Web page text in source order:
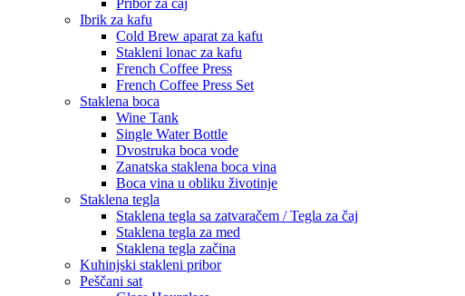
Pribor za čaj
Ibrik za kafu
Cold Brew aparat za kafu
Stakleni lonac za kafu
French Coffee Press
French Coffee Press Set
Staklena boca
Wine Tank
Single Water Bottle
Dvostruka boca vode
Zanatska staklena boca vina
Boca vina u obliku životinje
Staklena tegla
Staklena tegla sa zatvaračem / Tegla za čaj
Staklena tegla za med
Staklena tegla začina
Kuhinjski stakleni pribor
Peščani sat